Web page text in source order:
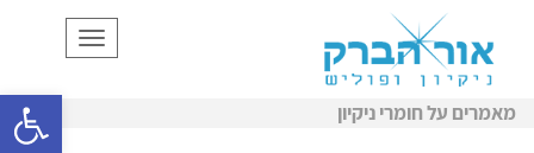
תפריט
מאמרים על חומרי ניקיון פתח